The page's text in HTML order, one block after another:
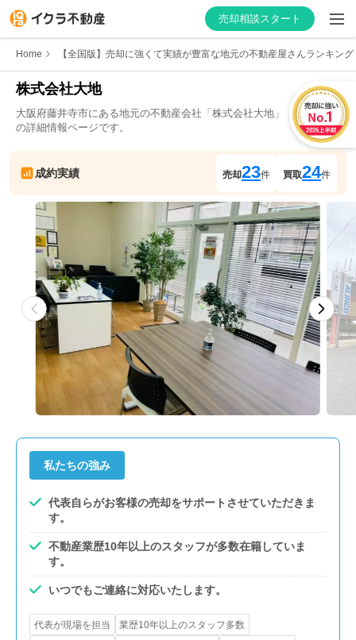
売却相談スタート
はじめての方へ
物件の価格を知る
お家の売却を学ぶ
不動産会社向け情報
Home 【全国版】売却に強くて実績が豊富な地元の不動産屋さんランキング
株式会社大地
大阪府藤井寺市にある地元の不動産会社「 株式会社大地 」
の詳細情報ページです。
成約実績 売却23件 買取24件
私たちの強み
代表自らがお客様の売却をサポートさせていただきま
す。
不動産業歴10年以上のスタッフが多数在籍していま
す。
いつでもご連絡に対応いたします。
代表が現場を担当
業歴10年以上のスタッフ多数